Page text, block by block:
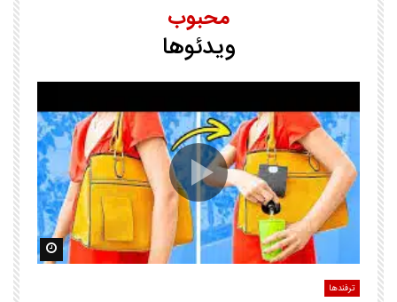
محبوب
ویدئوها
مشاهده
ترفندها
مشاهده بعدا